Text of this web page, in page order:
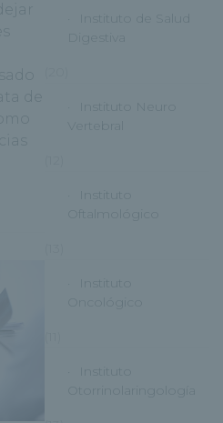
de
Instituto de Salud
Digestiva
Instituto Neuro
Vertebral
Instituto
Oftalmológico
Instituto
Oncológico
Instituto
Otorrinolaringología